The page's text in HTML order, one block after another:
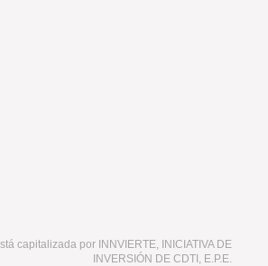
capitalizada por INNVIERTE, INICIATIVA DE
INVERSIÓN DE CDTI, E.P.E.